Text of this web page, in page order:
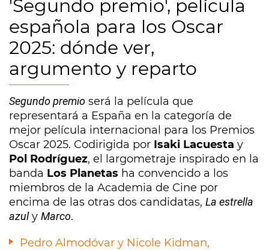
'Segundo premio', película
española para los Oscar
2025: dónde ver,
argumento y reparto
Segundo premio será la película que
representará a España en la categoría de
mejor película internacional para los Premios
Oscar 2025. Codirigida por Isaki Lacuesta y
Pol Rodríguez, el largometraje inspirado en la
banda Los Planetas ha convencido a los
miembros de la Academia de Cine por
encima de las otras dos candidatas, La estrella
azuly Marco.
Pedro Almodóvar y Nicole Kidman,